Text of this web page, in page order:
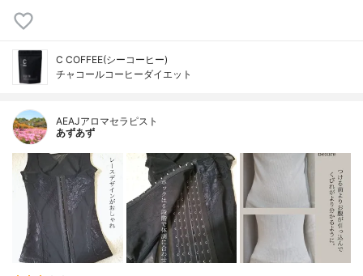
C COFFEE(シーコーヒー)
チャコールコーヒーダイエット
AEAJアロマセラピスト
あずあず